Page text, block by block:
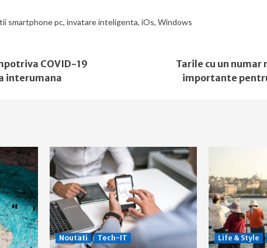
smartphone pc, invatare inteligenta, iOs, Windows
COVID-19
interumana
Tarile cu un numar
importante
Noutati Tech-IT Life & Style